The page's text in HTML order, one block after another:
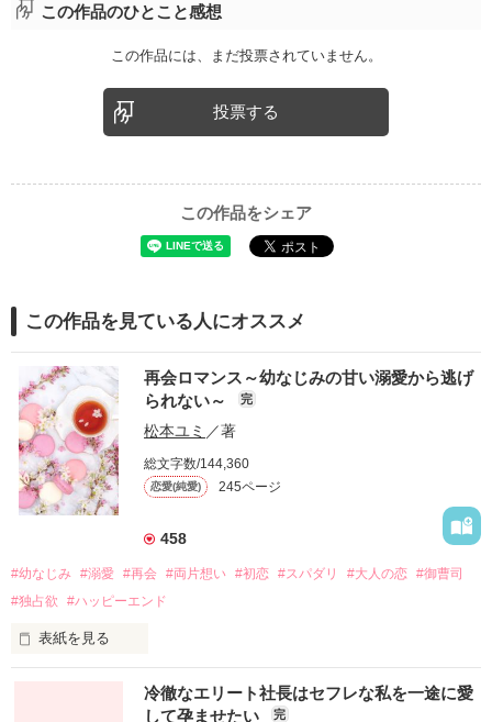
この作品のひとこと感想
この作品には、まだ投票されていません。
投票する
この作品をシェア
この作品を見ている人にオススメ
再会ロマンス～幼なじみの甘い溺愛から逃げ
られない～
完
松本ユミ ／著
総文字数/144,360
恋愛(純愛) 245ページ
458
#幼なじみ #溺愛 #再会 #両片想い #初恋 #スパダリ #大人の恋 #御曹司
#独占欲
#ハッピーエンド
表紙を見る
冷徹なエリート社長はセフレな私を一途に愛
して孕ませたい
完